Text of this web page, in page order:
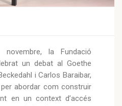
la Fundació
un debat al Goethe
i Carlos Baraibar,
abordar com construir
en un context d’accés